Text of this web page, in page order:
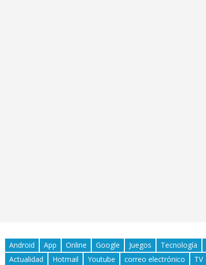
Android App Online Google Juegos Tecnología
Actualidad
Hotmail Youtube correo electrónico TV